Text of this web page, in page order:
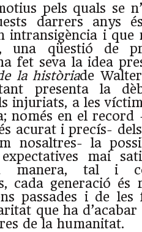
pels quals se
darrers anys
intransigència i que
una qüestió de
fet seva la idea
la històriade
presenta la
injuriats, a les
només en el record
acurat i precís-
nosaltres- la
mai
manera, tal i
cada generació és
passades i de
que ha
de la humanitat.